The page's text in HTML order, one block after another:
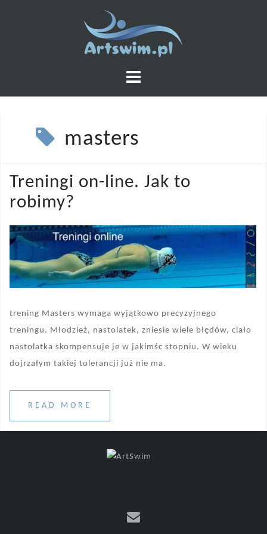
masters
Treningi on-line. Jak to
robimy?
trening Masters wymaga wyjątkowo precyzyjnego
treningu. Młodzież, nastolatek, zniesie wiele błędów, ciało
nastolatka skompensuje je w jakimśc stopniu. W wieku
dojrzałym takiej tolerancji już nie ma.
READ MORE